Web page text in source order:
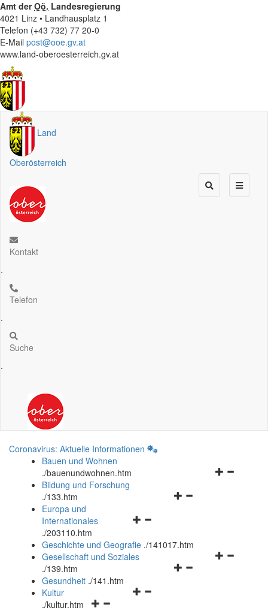
Amt derOö. Landesregierung
4021 Linz • Landhausplatz 1
Telefon (+43 732) 77 20-0
E-Mail post@ooe.gv.at
www.land-oberoesterreich.gv.at
Land
Oberösterreich
Kontakt
.
Telefon
.
Suche
.
Coronavirus: Aktuelle Informationen
Bauen und Wohnen
./bauenundwohnen.htm
Navigationsmenü
Bildung und Forschung
./133.htm
Navigationsmenü
und
schließen
Europa und
Internationales
./203110.htm
Geschichte und Geografie ./141017.htm
Navigationsmenü
Gesellschaft und Soziales
./139.htm
Navigationsmenü
Gesundheit ./141.htm
Navigationsmenü
Kultur
./kultur.htm